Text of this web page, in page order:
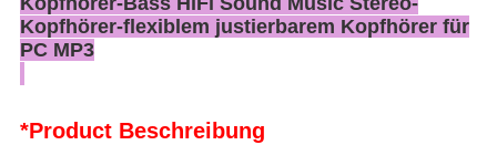
Kopfhörer-flexiblem justierbarem Kopfhörer für
PC MP3
*ProductBeschreibung